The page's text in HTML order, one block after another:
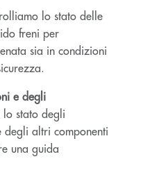
lo stato delle
freni per
sia in condizioni
e degli
lo stato degli
altri componenti
una guida